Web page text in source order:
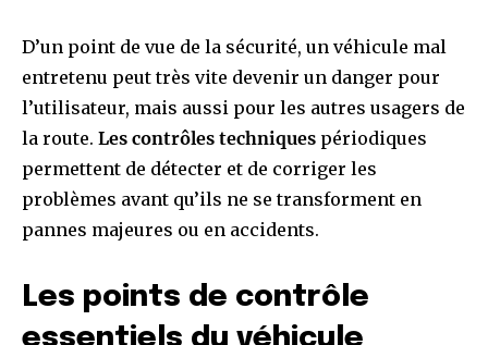
D’un point de vue de la sécurité, un véhicule mal
entretenu peut très vite devenir un danger pour
l’utilisateur, mais aussi pour les autres usagers de
la route. Les contrôles techniques périodiques
permettent de détecter et de corriger les
problèmes avant qu’ils ne se transforment en
pannes majeures ou en accidents.
Les points de contrôle
essentiels du véhicule